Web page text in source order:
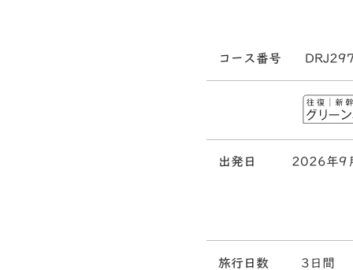
コース番号
出発日 2026年9
旅行日数 3日間